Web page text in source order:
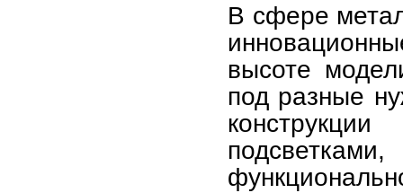
В сфере
высоте
под разные